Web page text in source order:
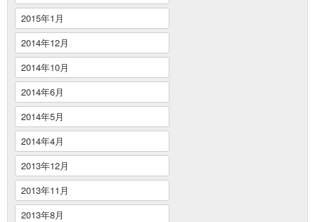
2015年1月
2014年12月
2014年10月
2014年6月
2014年5月
2014年4月
2013年12月
2013年11月
2013年8月